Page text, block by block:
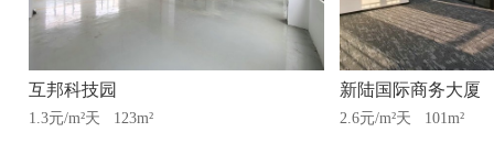
互邦科技园
1.3元/m²天 123m²
新陆国际商务大厦
2.6元/m²天 101m²